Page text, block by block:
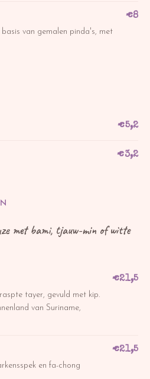
van gemalen pinda's, met
€8
€5,2
€3,2
met bami, tjauw-min of witte
tayer, gevuld met kip.
van Suriname,
€21,5
en fa-chong
€21,5